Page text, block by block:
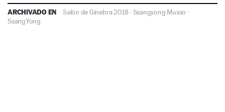
ARCHIVADO EN Salón de Ginebra 2018 ·Ssangyong Musso ·
SsangYong